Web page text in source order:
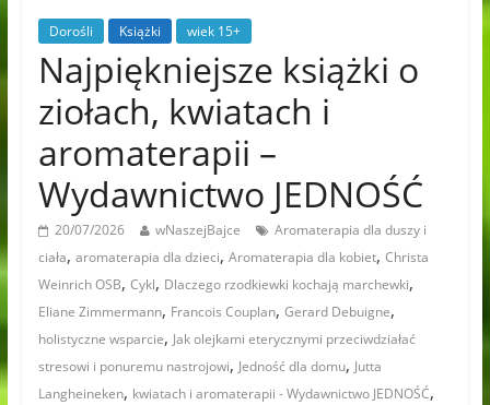
Dorośli Książki wiek 15+
Najpiękniejsze książki o
ziołach, kwiatach i
aromaterapii –
Wydawnictwo JEDNOŚĆ
20/07/2026 wNaszejBajce
Aromaterapia dla duszy i
ciała, aromaterapia dla dzieci, Aromaterapia dla kobiet, Christa
Weinrich OSB, Cykl, Dlaczego rzodkiewki kochają marchewki,
Eliane Zimmermann, Francois Couplan, Gerard Debuigne,
holistyczne wsparcie, Jak olejkami eterycznymi przeciwdziałać
stresowi i ponuremu nastrojowi, Jedność dla domu, Jutta
Langheineken, kwiatach i aromaterapii - Wydawnictwo JEDNOŚĆ,